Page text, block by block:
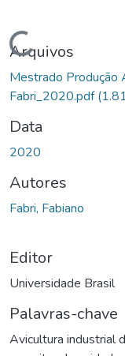
Carregando...
Arquivos
Mestrado Produção
Fabri_2020.pdf
Data
2020
Autores
Fabri, Fabiano
Editor
Universidade Brasil
Palavras-chave
Avicultura industrial